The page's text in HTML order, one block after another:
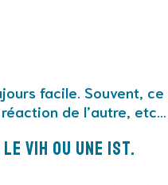
facile. Souvent,
de l’autre, etc…
ou une IST.